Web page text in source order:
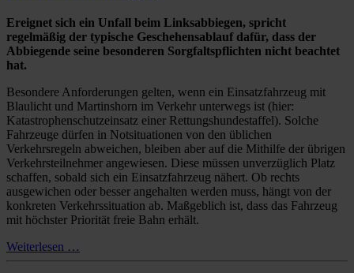
Ereignet sich ein Unfall beim Linksabbiegen, spricht
regelmäßig der typische Geschehensablauf dafür, dass der
Abbiegende seine besonderen Sorgfaltspflichten nicht beachtet
hat.
Besondere Anforderungen gelten, wenn ein Einsatzfahrzeug mit
Blaulicht und Martinshorn im Verkehr unterwegs ist (hier:
Katastrophenschutzeinsatz einer Rettungshundestaffel). Solche
Fahrzeuge dürfen in Notsituationen von den üblichen
Verkehrsregeln abweichen, bleiben aber auf die Mithilfe der übrigen
Verkehrsteilnehmer angewiesen. Diese müssen unverzüglich Platz
schaffen, sobald sich ein Einsatzfahrzeug nähert. Ob rechts
ausgewichen oder besser angehalten werden muss, hängt von der
konkreten Verkehrssituation ab. Maßgeblich ist, dass das Fahrzeug
mit höchster Priorität freie Bahn erhält.
Weiterlesen …